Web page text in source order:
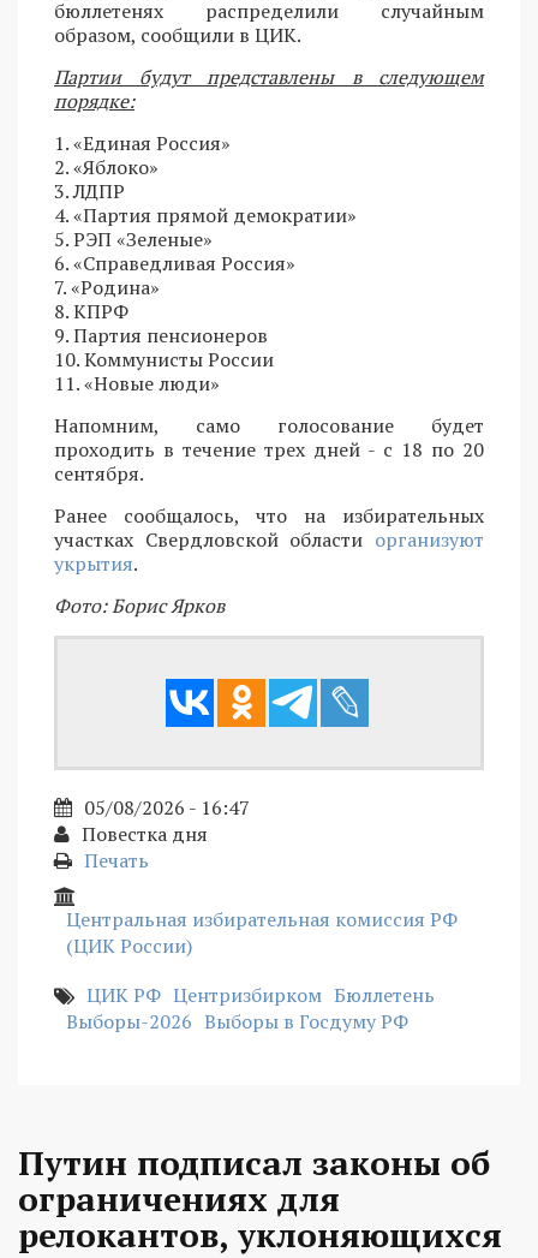
бюллетенях распределили случайным
образом, сообщили в ЦИК.
Партии будут представлены в следующем
порядке:
1. «Единая Россия»
2. «Яблоко»
3. ЛДПР
4. «Партия прямой демократии»
5. РЭП «Зеленые»
6. «Справедливая Россия»
7. «Родина»
8. КПРФ
9. Партия пенсионеров
10. Коммунисты России
11. «Новые люди»
Напомним, само голосование будет
проходить в течение трех дней - с 18 по 20
сентября.
Ранее сообщалось, что на избирательных
участках Свердловской области организуют
укрытия.
Фото: Борис Ярков
05/08/2026 - 16:47
Повестка дня
Печать
Центральная избирательная комиссия РФ
(ЦИК России)
ЦИК РФ Центризбирком Бюллетень
Выборы-2026 Выборы в Госдуму РФ
Путин подписал законы об
ограничениях для
релокантов, уклоняющихся